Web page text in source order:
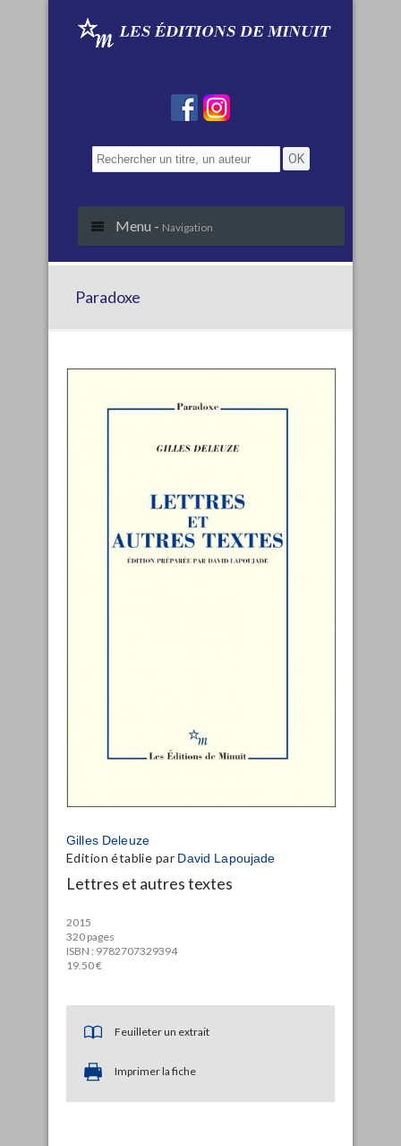
Menu - Navigation
Paradoxe
Gilles Deleuze
Edition établie par David Lapoujade
Lettres et autres textes
2015
320 pages
ISBN : 9782707329394
19.50 €
Feuilleter un extrait
Imprimer la fiche